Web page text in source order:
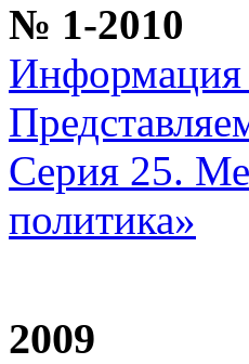
№ 1-2010
Информация
Серия 25.
политика»
2009